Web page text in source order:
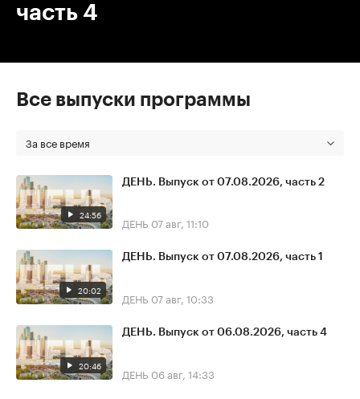
часть 4
Все выпуски программы
За все время
24:56
ДЕНЬ. Выпуск от 07.08.2026, часть 2
ДЕНЬ 07 авг, 11:10
20:02
ДЕНЬ. Выпуск от 07.08.2026, часть 1
ДЕНЬ 07 авг, 10:33
20:46
ДЕНЬ. Выпуск от 06.08.2026, часть 4
ДЕНЬ 06 авг, 14:33